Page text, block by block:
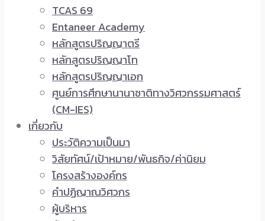
TCAS 69
Entaneer Academy
หลักสูตรปริญญาตรี
หลักสูตรปริญญาโท
หลักสูตรปริญญาเอก
ศูนย์การศึกษานานาชาติทางวิศวกรรมศาสตร์
(CM-IES)
เกี่ยวกับ
ประวัติความเป็นมา
วิสัยทัศน์/เป้าหมาย/พันธกิจ/ค่านิยม
โครงสร้างองค์กร
คำปฏิญาณวิศวกร
ผู้บริหาร